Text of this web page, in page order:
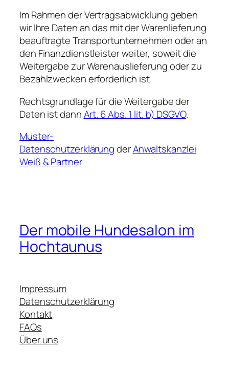
Im Rahmen der Vertragsabwicklung geben
wir Ihre Daten an das mit der Warenlieferung
beauftragte Transportunternehmen oder an
den Finanzdienstleister weiter, soweit die
Weitergabe zur Warenauslieferung oder zu
Bezahlzwecken erforderlich ist.
Rechtsgrundlage für die Weitergabe der
Daten ist dannArt. 6 Abs. 1 lit. b) DSGVO.
Muster-
DatenschutzerklärungderAnwaltskanzlei
Weiß & Partner
Der mobile Hundesalon im
Hochtaunus
Impressum
Datenschutzerklärung
Kontakt
FAQs
Über uns